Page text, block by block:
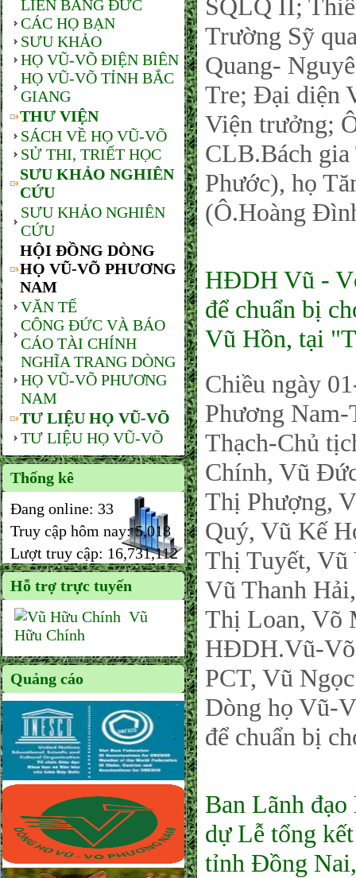
LIÊN BANG ĐỨC
CÁC HỌ BẠN
SƯU KHẢO
HỌ VŨ-VÕ ĐIỆN BIÊN
HỌ VŨ-VÕ TỈNH BẮC
GIANG
THƯ VIỆN
SÁCH VỀ HỌ VŨ-VÕ
SỬ THI, TRIẾT HỌC
SƯU KHẢO NGHIÊN
CỨU
SƯU KHẢO NGHIÊN
CỨU
HỘI ĐỒNG DÒNG
HỌ VŨ-VÕ PHƯƠNG
NAM
VĂN TẾ
CÔNG ĐỨC VÀ BÁO
CÁO TÀI CHÍNH
NGHĨA TRANG DÒNG
HỌ VŨ-VÕ PHƯƠNG
NAM
TƯ LIỆU HỌ VŨ-VÕ
TƯ LIỆU HỌ VŨ-VÕ
Thống kê
Đang online: 33
Truy cập hôm nay:5,018
Lượt truy cập: 16,731,112
Hỗ trợ trực tuyến
Vũ
Hữu Chính
Quảng cáo
SQLQ II;
Trường Sỹ
Quang-
Tre; Đại diện
Viện trưởng;
CLB.Bách
Phước), họ
(Ô.Hoàng
HĐDH Vũ -
để chuẩn bị
Vũ Hồn, tại
Chiều ngày
Phương
Thạch-Chủ
Chính, Vũ
Thị Phượng,
Quý, Vũ Kế
Thị Tuyết, Vũ
Vũ Thanh
Thị Loan, Võ
HĐDH.Vũ-Võ
PCT, Vũ
Dòng họ Vũ-
để chuẩn bị
Ban Lãnh
dự Lễ tổng
tỉnh Đồng